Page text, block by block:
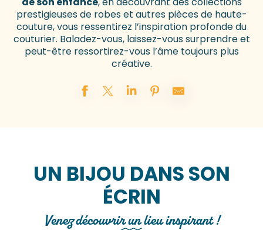
prestigieuses de robes et autres pièces de haute-
couture, vous ressentirez l’inspiration profonde du
couturier. Baladez-vous, laissez-vous surprendre et
peut-être ressortirez-vous l’âme toujours plus
créative.
UN BIJOU DANS SON
ÉCRIN
Venez découvrir un lieu inspirant !